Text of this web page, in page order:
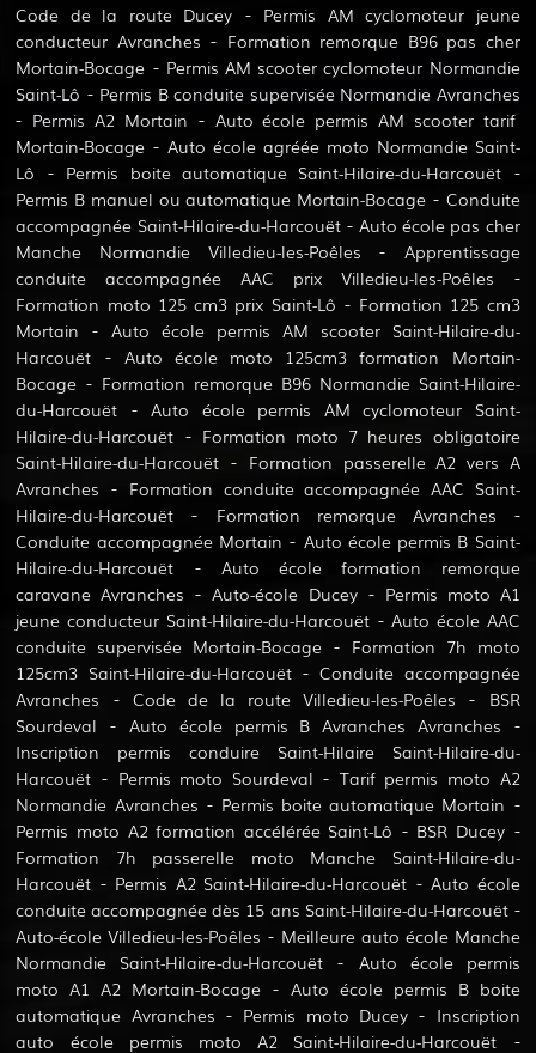
Code de la route Ducey
Permis AM cyclomoteur jeune
conducteur Avranches
Formation remorque B96 pas cher
Mortain-Bocage
Permis AM scooter cyclomoteur Normandie
Saint-Lô
Permis B conduite supervisée Normandie Avranches
Permis A2 Mortain
Auto école permis AM scooter tarif
Mortain-Bocage
Auto école agréée moto Normandie Saint-
Lô
Permis boite automatique Saint-Hilaire-du-Harcouët
Permis B manuel ou automatique Mortain-Bocage
Conduite
accompagnée Saint-Hilaire-du-Harcouët
Auto école pas cher
Manche Normandie Villedieu-les-Poêles
Apprentissage
conduite accompagnée AAC prix Villedieu-les-Poêles
Formation moto 125 cm3 prix Saint-Lô
Formation 125 cm3
Mortain
Auto école permis AM scooter Saint-Hilaire-du-
Harcouët
Auto école moto 125cm3 formation Mortain-
Bocage
Formation remorque B96 Normandie Saint-Hilaire-
du-Harcouët
Auto école permis AM cyclomoteur Saint-
Hilaire-du-Harcouët
Formation moto 7 heures obligatoire
Saint-Hilaire-du-Harcouët
Formation passerelle A2 vers A
Avranches
Formation conduite accompagnée AAC Saint-
Hilaire-du-Harcouët
Formation remorque Avranches
Conduite accompagnée Mortain
Auto école permis B Saint-
Hilaire-du-Harcouët
Auto école formation remorque
caravane Avranches
Auto-école Ducey
Permis moto A1
jeune conducteur Saint-Hilaire-du-Harcouët
Auto école AAC
conduite supervisée Mortain-Bocage
Formation 7h moto
125cm3 Saint-Hilaire-du-Harcouët
Conduite accompagnée
Avranches
Code de la route Villedieu-les-Poêles
BSR
Sourdeval
Auto école permis B Avranches Avranches
Inscription permis conduire Saint-Hilaire Saint-Hilaire-du-
Harcouët
Permis moto Sourdeval
Tarif permis moto A2
Normandie Avranches
Permis boite automatique Mortain
Permis moto A2 formation accélérée Saint-Lô
BSR Ducey
Formation 7h passerelle moto Manche Saint-Hilaire-du-
Harcouët
Permis A2 Saint-Hilaire-du-Harcouët
Auto école
conduite accompagnée dès 15 ans Saint-Hilaire-du-Harcouët
Auto-école Villedieu-les-Poêles
Meilleure auto école Manche
Normandie Saint-Hilaire-du-Harcouët
Auto école permis
moto A1 A2 Mortain-Bocage
Auto école permis B boite
automatique Avranches
Permis moto Ducey
Inscription
auto école permis moto A2 Saint-Hilaire-du-Harcouët